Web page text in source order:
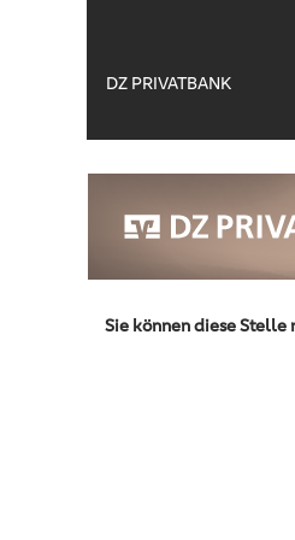
DZ PRIVATBANK
Sie können diese